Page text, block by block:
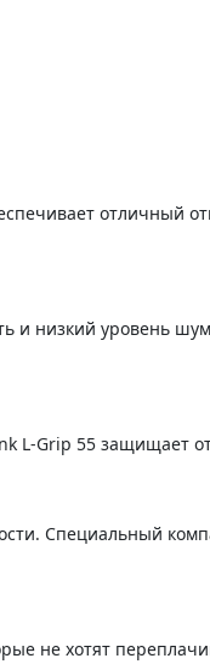
отличный
и низкий уровень
L-Grip 55 защищает
Специальный
не хотят